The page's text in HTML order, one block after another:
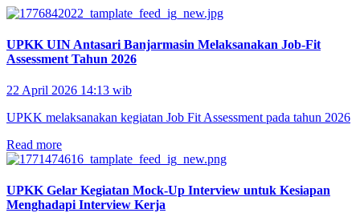
UPKK UIN Antasari Banjarmasin Melaksanakan Job-Fit
Assessment Tahun 2026
22 April 2026 14:13 wib
UPKK melaksanakan kegiatan Job Fit Assessment pada tahun 2026
Read more
UPKK Gelar Kegiatan Mock-Up Interview untuk Kesiapan
Menghadapi Interview Kerja